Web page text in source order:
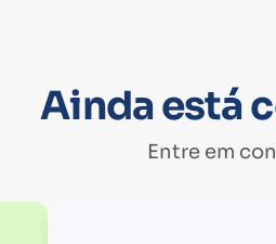
Ainda está
Entre em